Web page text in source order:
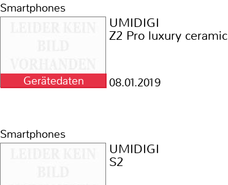
Smartphones
Gerätedaten
UMIDIGI
Z2 Pro luxury ceramic
08.01.2019
Smartphones
UMIDIGI
S2